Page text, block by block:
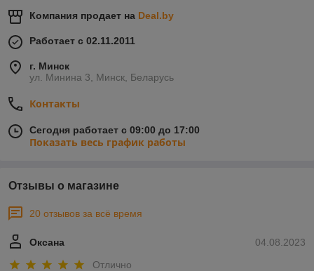
Компания продает на Deal.by
Работает с 02.11.2011
г. Минск
ул. Минина 3, Минск, Беларусь
Контакты
Сегодня работает с 09:00 до 17:00
Показать весь график работы
Отзывы о магазине
20 отзывов за всё время
04.08.2023
Оксана
Отлично